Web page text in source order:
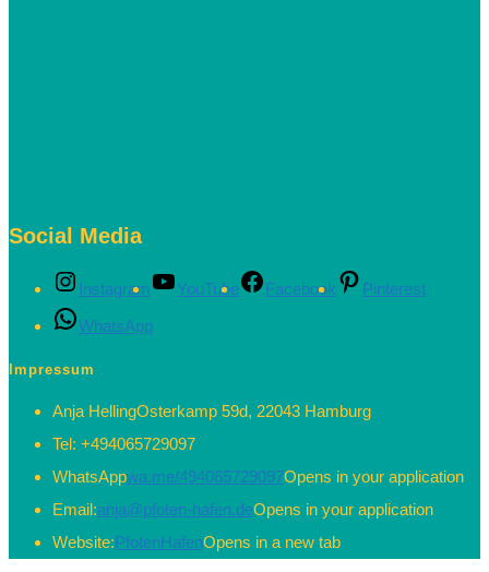
Social Media
Instagram YouTube Facebook
Pinterest
WhatsApp
Impressum
Anja HellingOsterkamp 59d, 22043 Hamburg
Tel: +494065729097
WhatsAppwa.me/494065729097Opens in your application
Email:anja@pfoten-hafen.deOpens in your application
Website:PfotenHafenOpens in a new tab